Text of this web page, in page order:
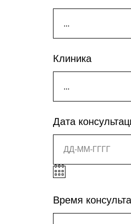
Клиника
Дата
Время